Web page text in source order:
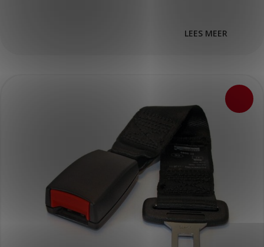
LEES MEER